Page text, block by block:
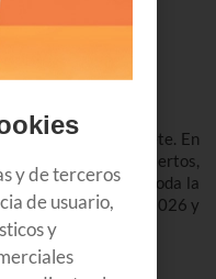
programa,
fiesta en Portugalete. En
Roque con conciertos,
más. Aquí tienes toda la
de Portugalete 2026 y
varios días antes.
y de terceros
de usuario,
y